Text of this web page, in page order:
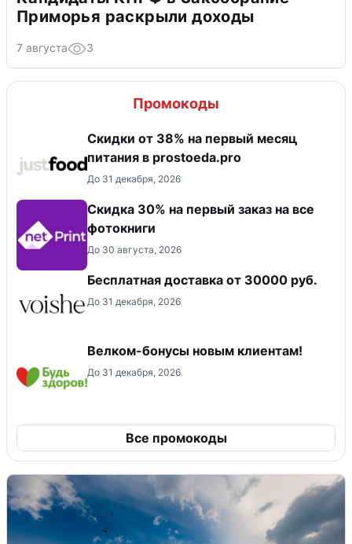
Приморья раскрыли доходы
7 августа 3
Промокоды
​Скидки от 38% на первый месяц
питания в prostoeda.pro
До 31 декабря, 2026
Cкидка 30% на первый заказ на все
фотокниги
До 30 августа, 2026
Бесплатная доставка от 30000 руб.
До 31 декабря, 2026
Велком-бонусы новым клиентам!
До 31 декабря, 2026
Все промокоды